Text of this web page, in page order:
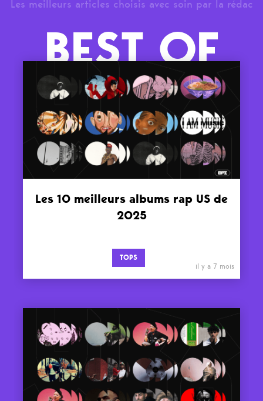
Les meilleurs articles choisis avec soin par la rédac
BEST OF
Les 10 meilleurs albums rap US de
2025
TOPS
il y a 7 mois